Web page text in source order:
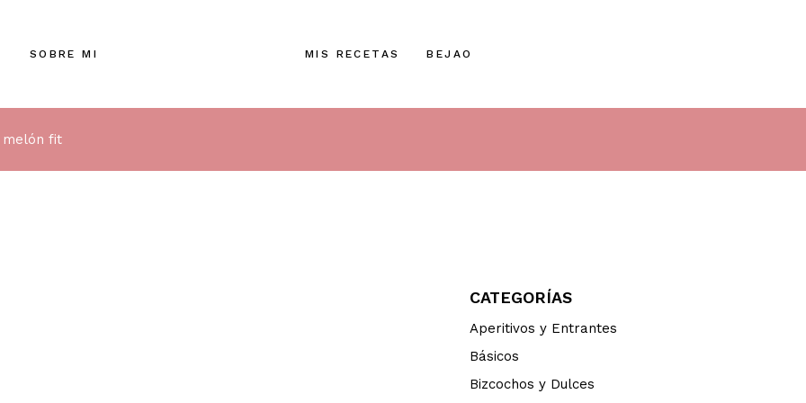
SOBRE MI MIS RECETAS BEJAO
melón fit
CATEGORÍAS
Aperitivos y Entrantes
Básicos
Bizcochos y Dulces